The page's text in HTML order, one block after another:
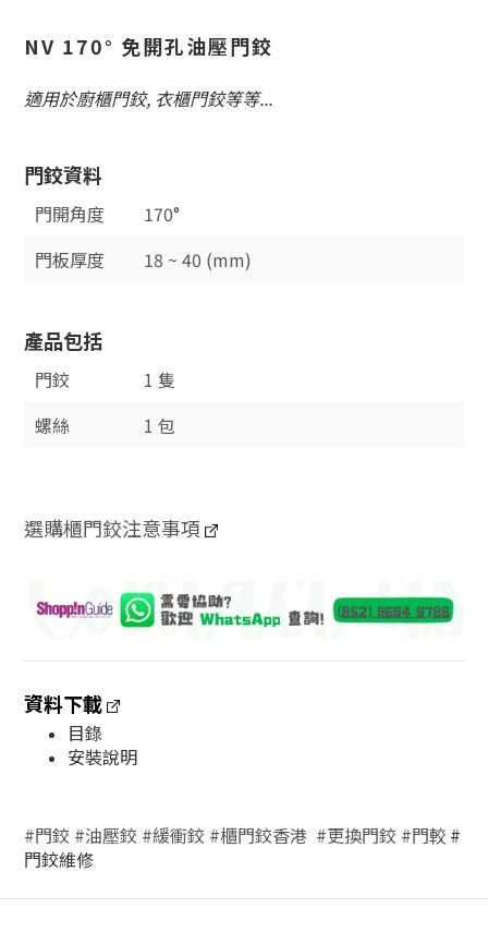
NV 170° 免開孔油壓門鉸
適用於廚櫃門鉸, 衣櫃門鉸等等...
門鉸資料
門開角度
170°
門板厚度
18 ~ 40 (mm)
產品包括
門鉸
1 隻
螺絲
1 包
選購櫃門鉸注意事項
資料下載
目錄
安裝說明
#門鉸 #油壓鉸 #緩衝鉸 #櫃門鉸香港 #更換門鉸 #門較 #
門鉸維修